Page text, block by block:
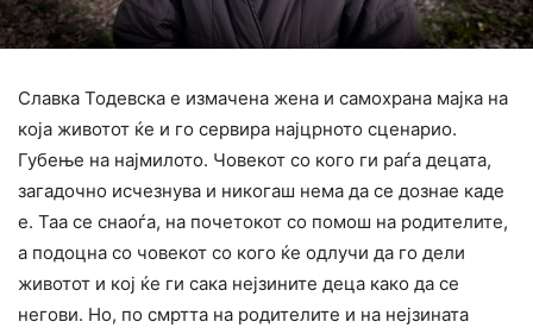
Славка Тодевска е измачена жена и самохрана мајка на
која животот ќе и го сервира најцрното сценарио.
Губење на најмилото. Човекот со кого ги раѓа децата,
загадочно исчезнува и никогаш нема да се дознае каде
е. Таа се снаоѓа, на почетокот со помош на родителите,
а подоцна со човекот со кого ќе одлучи да го дели
животот и кој ќе ги сака нејзините деца како да се
негови. Но, по смртта на родителите и на нејзината